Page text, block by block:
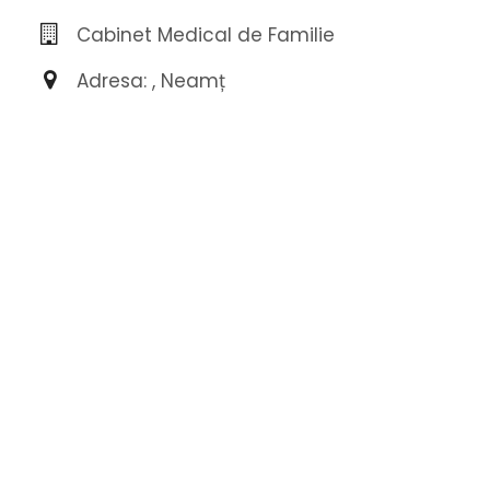
Cabinet Medical de Familie
Adresa: , Neamț